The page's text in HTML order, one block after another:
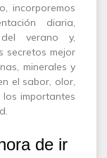
incorporemos
diaria,
verano y,
secretos mejor
minerales y
el sabor, olor,
importantes
de ir